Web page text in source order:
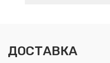
ДОСТАВКА